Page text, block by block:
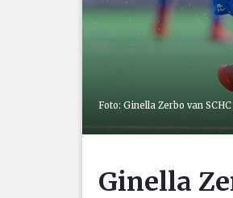
Foto: Ginella Zerbo van
Ginella